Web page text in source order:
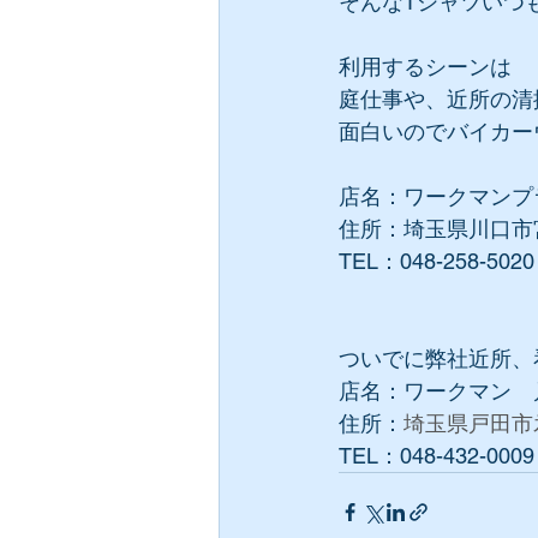
利用するシーンは
庭仕事や、近所の
面白いのでバイカ
店名：ワークマン
住所：埼玉県川口
TEL：048-258-5020
ついでに弊社近所
店名：ワークマン
住所： 埼玉県戸田
TEL：048-432-0009